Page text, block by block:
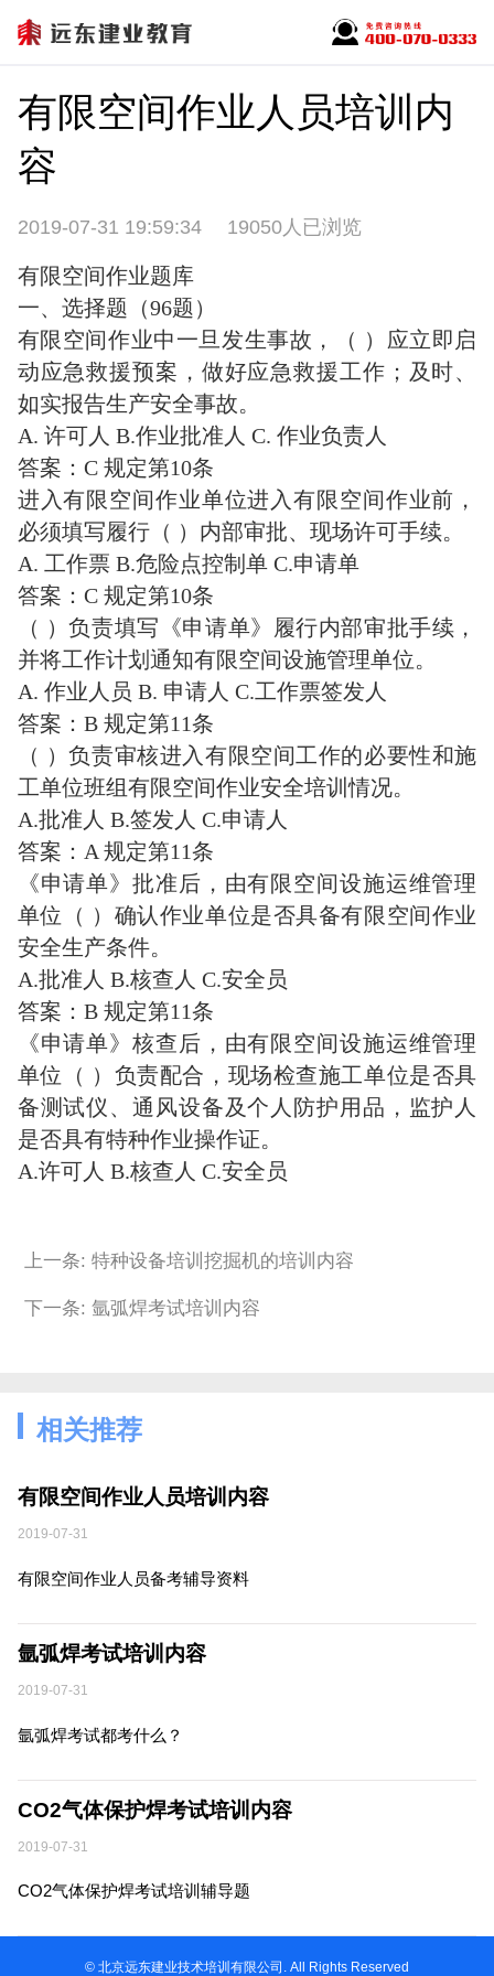
有限空间作业人员培训内
容
2019-07-31 19:59:34 19050人已浏览
有限空间作业题库
一、选择题（96题）
有限空间作业中一旦发生事故，（ ）应立即启
动应急救援预案，做好应急救援工作；及时、
如实报告生产安全事故。
A. 许可人 B.作业批准人 C. 作业负责人
答案：C 规定第10条
进入有限空间作业单位进入有限空间作业前，
必须填写履行（ ）内部审批、现场许可手续。
A. 工作票 B.危险点控制单 C.申请单
答案：C 规定第10条
（ ）负责填写《申请单》履行内部审批手续，
并将工作计划通知有限空间设施管理单位。
A. 作业人员 B. 申请人 C.工作票签发人
答案：B 规定第11条
（ ）负责审核进入有限空间工作的必要性和施
工单位班组有限空间作业安全培训情况。
A.批准人 B.签发人 C.申请人
答案：A 规定第11条
《申请单》批准后，由有限空间设施运维管理
单位（ ）确认作业单位是否具备有限空间作业
安全生产条件。
A.批准人 B.核查人 C.安全员
答案：B 规定第11条
《申请单》核查后，由有限空间设施运维管理
单位（ ）负责配合，现场检查施工单位是否具
备测试仪、通风设备及个人防护用品，监护人
是否具有特种作业操作证。
A.许可人 B.核查人 C.安全员
上一条: 特种设备培训挖掘机的培训内容
下一条: 氩弧焊考试培训内容
相关推荐
有限空间作业人员培训内容
2019-07-31
有限空间作业人员备考辅导资料
氩弧焊考试培训内容
2019-07-31
氩弧焊考试都考什么？
CO2气体保护焊考试培训内容
2019-07-31
CO2气体保护焊考试培训辅导题
© 北京远东建业技术培训有限公司. All Rights Reserved